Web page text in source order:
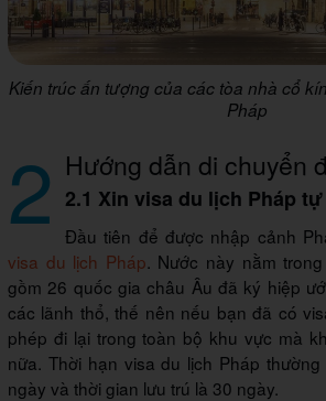
Kiến trúc ấn tượng của các tòa nhà cổ
Pháp
2 Hướng dẫn di chuyển
2.1 Xin visa du lịch Pháp
Đầu tiên để được nhập cảnh
visa du lịch Pháp. Nước này nằm
gồm 26 quốc gia châu Âu đã ký hiệp
các lãnh thổ, thế nên nếu bạn đã có
phép đi lại trong toàn bộ khu vực mà
nữa. Thời hạn visa du lịch Pháp
ngày và thời gian lưu trú là 30 ngày.